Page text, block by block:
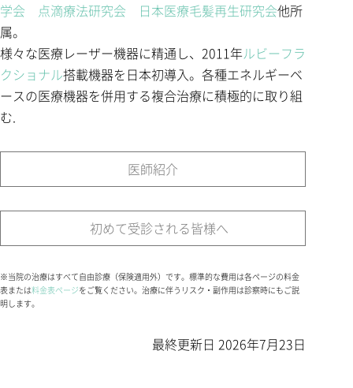
学会
点滴療法研究会 日本医療毛髪再生研究会他所
属。
様々な医療レーザー機器に精通し、2011年ルビーフラ
クショナル搭載機器を日本初導入。各種エネルギーベ
ースの医療機器を併用する複合治療に積極的に取り組
む.
医師紹介
初めて受診される皆様へ
※当院の治療はすべて自由診療（保険適用外）です。標準的な費用は各ページの料金
表または料金表ページをご覧ください。治療に伴うリスク・副作用は診察時にもご説
明します。
最終更新日 2026年7月23日